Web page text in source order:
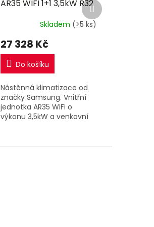
M
A
AR35 WIFI 1+1 3,5kW R32
Skladem (>5 ks)
27 328 Kč
Do košíku
Nástěnná klimatizace od
značky Samsung. Vnitřní
jednotka AR35 WiFi o
výkonu 3,5kW a venkovní
Další
produkt